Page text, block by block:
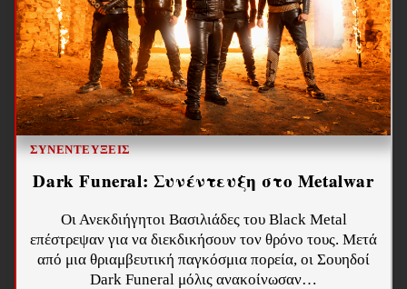
ΣΥΝΕΝΤΕΎΞΕΙΣ
Dark Funeral: Συνέντευξη στο Metalwar
Οι Ανεκδιήγητοι Βασιλιάδες του Black Metal
επέστρεψαν για να διεκδικήσουν τον θρόνο τους. Μετά
από μια θριαμβευτική παγκόσμια πορεία, οι Σουηδοί
Dark Funeral μόλις ανακοίνωσαν…